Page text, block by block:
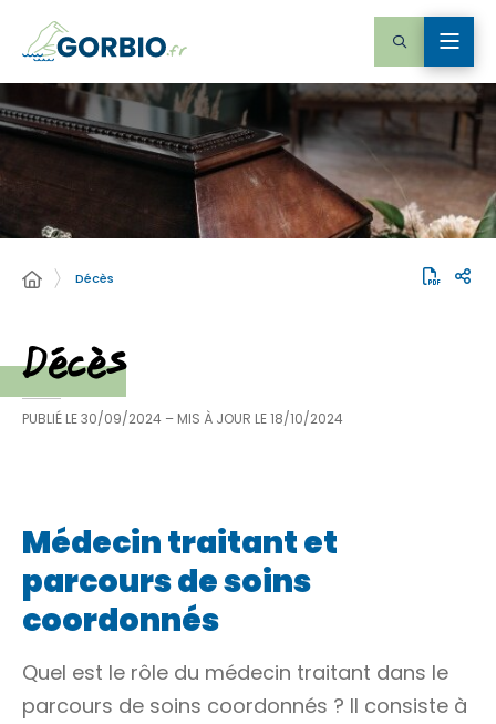
Décès
Décès
PUBLIÉ LE30/09/2024 – MIS À JOUR LE18/10/2024
Médecin traitant et
parcours de soins
coordonnés
Quel est le rôle du médecin traitant dans le
parcours de soins coordonnés ? Il consiste à